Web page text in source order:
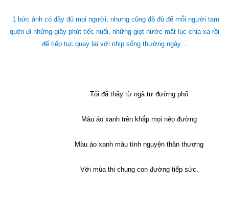
1 bức ảnh có đầy đủ mọi người, nhưng cũng đã đủ để mỗi người tạm
quên đi những giây phút tiếc nuối, những giọt nước mắt lúc chia xa rồi
để tiếp tục quay lại với nhịp sống thường ngày…
Tôi đã thấy từ ngã tư đường phố
Màu áo xanh trên khắp mọi nẻo đường
Màu áo xanh màu tình nguyện thân thương
Với mùa thi chung con đường tiếp sức.